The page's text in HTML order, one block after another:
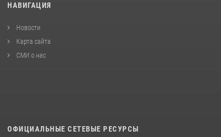
НАВИГАЦИЯ
Новости
Карта сайта
СМИ о нас
ОФИЦИАЛЬНЫЕ СЕТЕВЫЕ РЕСУРСЫ